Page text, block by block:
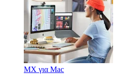
MX για Mac